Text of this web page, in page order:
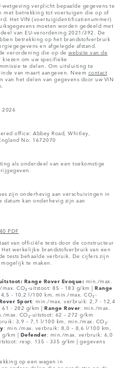
wetgeving verplicht bepaalde gegevens te
met betrekking tot voertuigen die op of
Het VIN (voertuigidentificatienummer)
moeten worden gedeeld met
van EU-verordening 2021/392. De
betrekking op het brandstofverbruik
en afgelegde afstand.
verordening die op dewebsite van de
om uw specifieke
te delen. Om uitsluiting te
van maart aangeven. Neem contact
van het delen van gegevens door uw VIN
2026
office: Abbey Road, Whitley,
No: 1672070
als onderdeel van een toekomstige
zijn onderhevig aan verschuivingen in
kan onderhevig zijn aan
PDF
van officiële tests door de constructeur
werkelijke brandstofverbruik van een
tests behaalde verbruik. De cijfers zijn
te maken.
Range Rover Evoque: min./max.
CO₂-uitstoot: 85 - 183 g/km | Range
- 10,2 l/100 km, min./max. CO₂-
Sport: min./max. verbruik: 2,7 - 12,4
- 282 g/km | Range Rover: min./max.
CO₂-uitstoot: 62 – 272 g/km
3,9 – 7,1 l/100 km, min./max. CO₂-
: min./max. verbruik: 8,0 – 8,6 l/100 km,
g/km | Defender: min./max. verbruik: 6,0
resp. 135 - 335 g/km | gegevens
op een wagen in